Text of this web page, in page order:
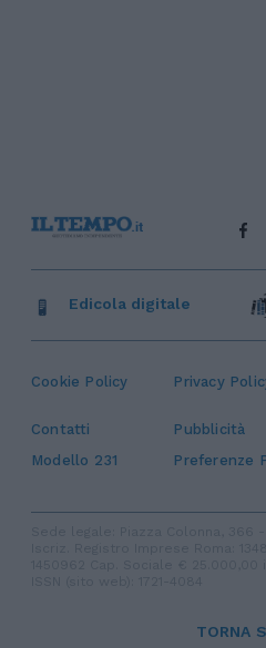
Cookie Policy Privacy
Contatti Pubblicità
Modello 231
Preferenze
Edicola digitale
TORNA